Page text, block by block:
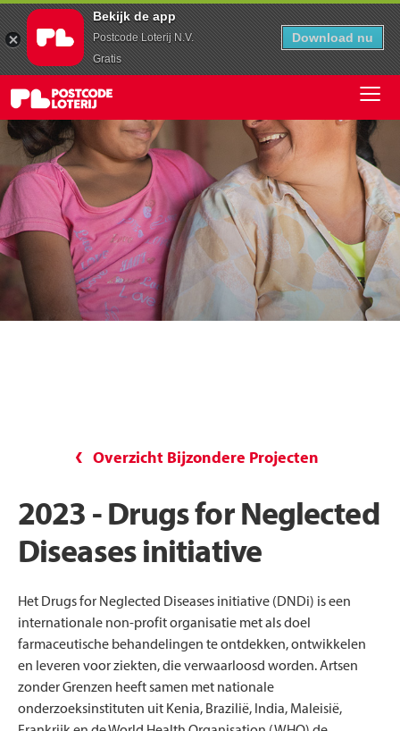
Bekijk de app
Postcode Loterij N.V.
Gratis
Download nu
Overzicht Bijzondere Projecten
2023 - Drugs for Neglected
Diseases initiative
Het Drugs for Neglected Diseases initiative (DNDi) is een
internationale non-profit organisatie met als doel
farmaceutische behandelingen te ontdekken, ontwikkelen
en leveren voor ziekten, die verwaarloosd worden. Artsen
zonder Grenzen heeft samen met nationale
onderzoeksinstituten uit Kenia, Brazilië, India, Maleisië,